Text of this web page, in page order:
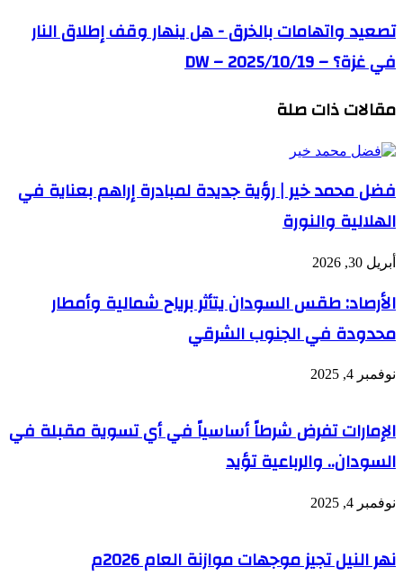
تصعيد واتهامات بالخرق - هل ينهار وقف إطلاق النار
في غزة؟ – DW – 2025/10/19
مقالات ذات صلة
فضل محمد خير | رؤية جديدة لمبادرة إراهم بعناية في
الهلالية والنورة
أبريل 30, 2026
الأرصاد: طقس السودان يتأثر برياح شمالية وأمطار
محدودة في الجنوب الشرقي
نوفمبر 4, 2025
الإمارات تفرض شرطاً أساسياً في أي تسوية مقبلة في
السودان.. والرباعية تؤيد
نوفمبر 4, 2025
نهر النيل تجيز موجهات موازنة العام 2026م